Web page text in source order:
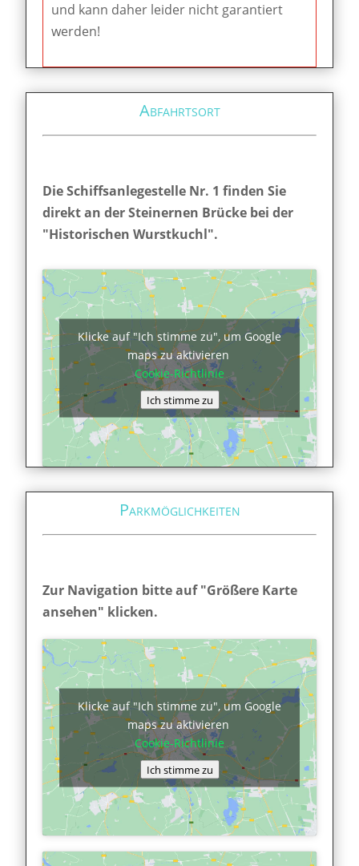
und kann daher leider nicht garantiert
werden!
Abfahrtsort
Die Schiffsanlegestelle Nr. 1 finden Sie
direkt an der Steinernen Brücke bei der
"Historischen Wurstkuchl".
Klicke auf "Ich stimme zu", um Google
maps zu aktivieren
Cookie-Richtlinie
Ich stimme zu
Parkmöglichkeiten
Zur Navigation bitte auf "Größere Karte
ansehen" klicken.
Klicke auf "Ich stimme zu", um Google
maps zu aktivieren
Cookie-Richtlinie
Ich stimme zu